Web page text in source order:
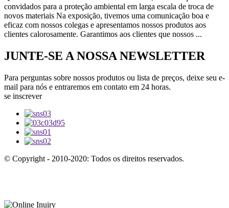
convidados para a proteção ambiental em larga escala de troca de
novos materiais Na exposição, tivemos uma comunicação boa e
eficaz com nossos colegas e apresentamos nossos produtos aos
clientes calorosamente. Garantimos aos clientes que nossos ...
JUNTE-SE A NOSSA NEWSLETTER
Para perguntas sobre nossos produtos ou lista de preços, deixe seu e-
mail para nós e entraremos em contato em 24 horas.
se inscrever
© Copyright - 2010-2020: Todos os direitos reservados.